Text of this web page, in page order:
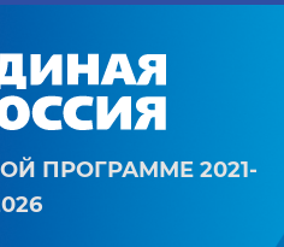
ПРОГРАММЕ 2021-